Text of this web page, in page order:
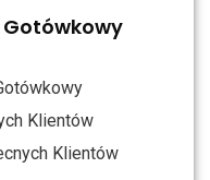
Klientów
Klientów